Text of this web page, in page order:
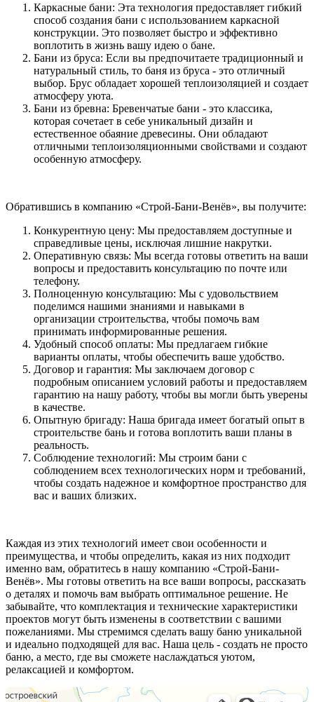
Каркасные бани: Эта технология предоставляет гибкий
способ создания бани с использованием каркасной
конструкции. Это позволяет быстро и эффективно
воплотить в жизнь вашу идею о бане.
Бани из бруса: Если вы предпочитаете традиционный и
натуральный стиль, то баня из бруса - это отличный
выбор. Брус обладает хорошей теплоизоляцией и создает
атмосферу уюта.
Бани из бревна: Бревенчатые бани - это классика,
которая сочетает в себе уникальный дизайн и
естественное обаяние древесины. Они обладают
отличными теплоизоляционными свойствами и создают
особенную атмосферу.
Обратившись в компанию «Строй-Бани-Венёв», вы получите:
Конкурентную цену: Мы предоставляем доступные и
справедливые цены, исключая лишние накрутки.
Оперативную связь: Мы всегда готовы ответить на ваши
вопросы и предоставить консультацию по почте или
телефону.
Полноценную консультацию: Мы с удовольствием
поделимся нашими знаниями и навыками в
организации строительства, чтобы помочь вам
принимать информированные решения.
Удобный способ оплаты: Мы предлагаем гибкие
варианты оплаты, чтобы обеспечить ваше удобство.
Договор и гарантия: Мы заключаем договор с
подробным описанием условий работы и предоставляем
гарантию на нашу работу, чтобы вы могли быть уверены
в качестве.
Опытную бригаду: Наша бригада имеет богатый опыт в
строительстве бань и готова воплотить ваши планы в
реальность.
Соблюдение технологий: Мы строим бани с
соблюдением всех технологических норм и требований,
чтобы создать надежное и комфортное пространство для
вас и ваших близких.
Каждая из этих технологий имеет свои особенности и
преимущества, и чтобы определить, какая из них подходит
именно вам, обратитесь в нашу компанию «Строй-Бани-
Венёв». Мы готовы ответить на все ваши вопросы, рассказать
о деталях и помочь вам выбрать оптимальное решение. Не
забывайте, что комплектация и технические характеристики
проектов могут быть изменены в соответствии с вашими
пожеланиями. Мы стремимся сделать вашу баню уникальной
и идеально подходящей для вас. Наша цель - создать не просто
баню, а место, где вы сможете наслаждаться уютом,
релаксацией и комфортом.